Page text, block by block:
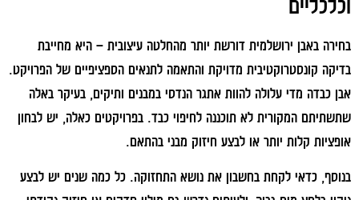
וכלכליים
בחירה באבן ירושלמית דורשת יותר מהחלטה עיצובית – היא מחייבת
בדיקה קונסטרוקטיבית מדויקת והתאמה לתנאים הספציפיים של הפרויקט.
אבן כבדה מדי עלולה להוות אתגר הנדסי במבנים ותיקים, בעיקר באלה
שתשתיתם המקורית לא תוכננה לחיפוי כבד. בפרויקטים כאלה, יש לבחון
אופציות קלות יותר או לבצע חיזוק מבני בהתאם.
בנוסף, כדאי לקחת בחשבון את נושא התחזוקה. כל כמה שנים יש לבצע